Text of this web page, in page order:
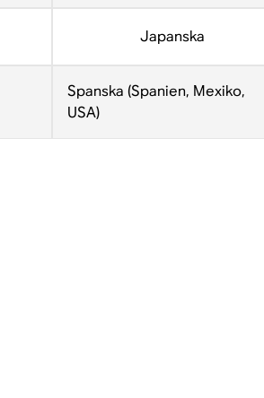
Japanska
Spanska (Spanien, Mexiko,
USA)